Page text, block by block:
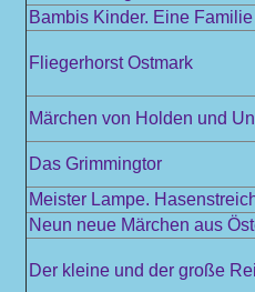
Bambis Kinder. Eine
Fliegerhorst Ostmark
Märchen von Holden und
Das Grimmingtor
Meister Lampe.
Neun neue Märchen aus
Der kleine und der große